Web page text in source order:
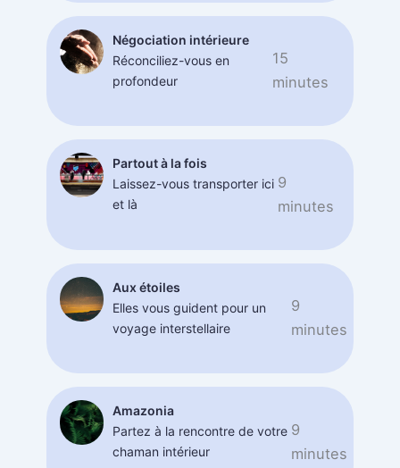
Négociation intérieure
Réconciliez-vous en
profondeur
15
minutes
Partout à la fois
Laissez-vous transporter ici
et là
9
minutes
Aux étoiles
Elles vous guident pour un
voyage interstellaire
9
minutes
Amazonia
Partez à la rencontre de votre
chaman intérieur
9
minutes